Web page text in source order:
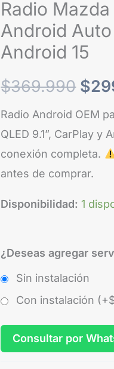
Radio
Android Auto
Android 15
$369.990
era:
$
Radio Android OEM
QLED 9.1”, CarPlay
conexión completa.
antes de comprar.
Disponibilidad: 1
¿Deseas agregar
Sin instalación
Con instalación (+
Consultar por